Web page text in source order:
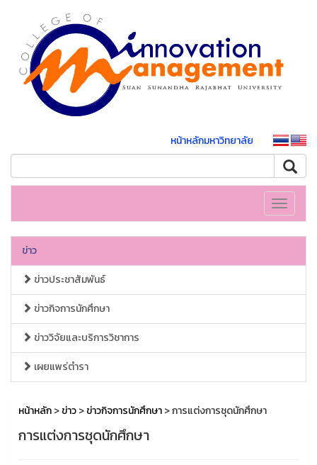
หน้าหลักมหาวิทยาลัย
Toggle
ข่าว
ข่าวประชาสัมพันธ์
ข่าวกิจการนักศึกษา
ข่าววิจัยและบริการวิชาการ
เผยแพร่ตำรา
หน้าหลัก>ข่าว>ข่าวกิจการนักศึกษา> การแต่งการชุดนักศึกษา
การแต่งการชุดนักศึกษา